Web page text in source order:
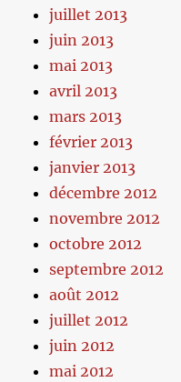
juillet 2013
juin 2013
mai 2013
avril 2013
mars 2013
février 2013
janvier 2013
décembre 2012
novembre 2012
octobre 2012
septembre 2012
août 2012
juillet 2012
juin 2012
mai 2012